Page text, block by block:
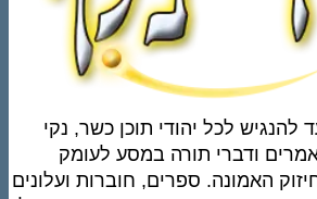
להנגיש לכל יהודי תוכן כשר, נקי
ודברי תורה במסע לעומק
האמונה. ספרים, חוברות ועלונים